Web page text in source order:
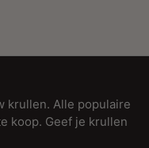
krullen. Alle populaire
koop. Geef je krullen